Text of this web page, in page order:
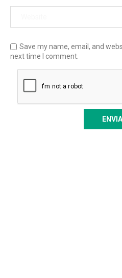
Save my name, email, and
next time I comment.